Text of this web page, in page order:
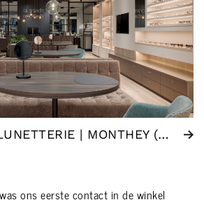
| MONTHEY (CH)
ons eerste contact in de winkel